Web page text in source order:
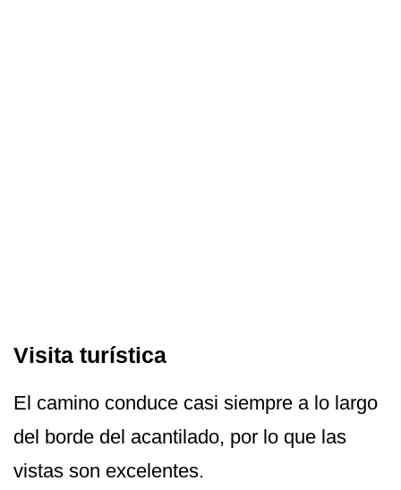
Visita turística
El camino conduce casi siempre a lo largo
del borde del acantilado, por lo que las
vistas son excelentes.